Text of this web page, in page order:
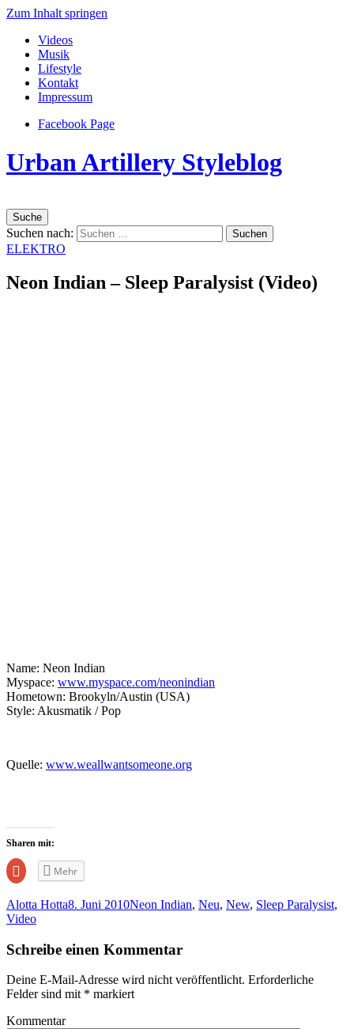
Zum Inhalt springen
Videos
Musik
Lifestyle
Kontakt
Impressum
Facebook Page
Urban Artillery Styleblog
Suche
Suchen nach:
ELEKTRO
Neon Indian – Sleep Paralysist (Video)
Name: Neon Indian
Myspace: www.myspace.com/neonindian
Hometown: Brookyln/Austin (USA)
Style: Akusmatik / Pop
Quelle: www.weallwantsomeone.org
Sharen mit:
Zum
Teilen
anklicken
(Wird
in
Fenster
geöffnet)
Mehr
Alotta Hotta8. Juni 2010Neon Indian, Neu, New, Sleep Paralysist,
Video
Schreibe einen Kommentar
Deine E-Mail-Adresse wird nicht veröffentlicht. Erforderliche
Felder sind mit * markiert
Kommentar